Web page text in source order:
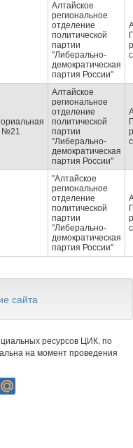
Алтайское
региональное
отделение
политической
партии
"Либерально-
демократическая
партия России"
№21
Алтайское
региональное
отделение
политической
партии
"Либерально-
демократическая
партия России"
"Алтайское
региональное
отделение
политической
партии
"Либерально-
демократическая
партия России"
сайта
ресурсов ЦИК, по
на момент проведения